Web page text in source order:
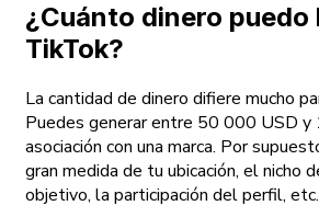
¿Cuánto dinero puedo
TikTok?
La cantidad de dinero difiere mucho
Puedes generar entre 50 000 USD
asociación con una marca. Por
gran medida de tu ubicación, el nicho
objetivo, la participación del perfil, etc.